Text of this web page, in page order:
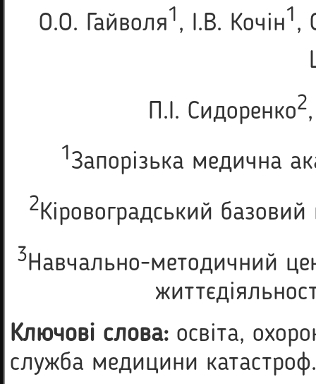
О.О. Гайволя1 , І.В. Кочін1 ,
П.І. Сидоренко2
1Запорізька медична
2Кіровоградський
3Навчально-методичний
Ключові слова: освіта,
служба медицини